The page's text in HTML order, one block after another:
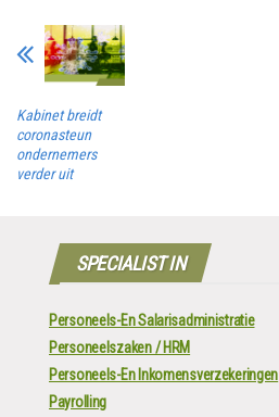
Kabinet breidt
coronasteun
ondernemers
verder uit
SPECIALIST IN
Personeels-En Salarisadministratie
Personeelszaken / HRM
Personeels-En Inkomensverzekeringen
Payrolling